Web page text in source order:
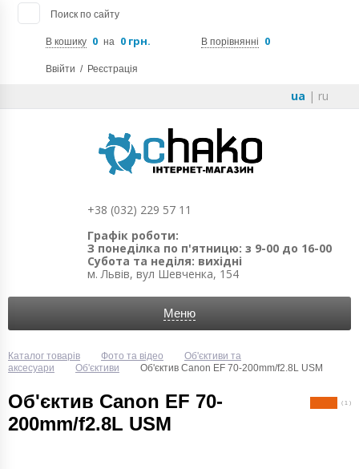
Поиск по сайту
В кошику 0 на 0 грн. В порівнянні 0
Ввійти / Реєстрація
ua | ru
+38 (032) 229 57 11
Графік роботи:
З понеділка по п'ятницю: з 9-00 до 16-00
Субота та неділя: вихідні
м. Львів, вул Шевченка, 154
Меню
Каталог товарів Фото та відео
Об'єктиви та
аксесуари
Об'єктиви Об'єктив Canon EF 70-200mm/f2.8L USM
Об'єктив Canon EF 70-
200mm/f2.8L USM
( 1 )